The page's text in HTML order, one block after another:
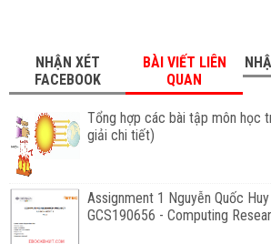
NHẬN XÉT
FACEBOOK
BÀI VIẾT LIÊN
QUAN
Tổng hợp các bài tập môn học
giải chi tiết)
Assignment 1 Nguyễn Quốc
GCS190656 - Computing